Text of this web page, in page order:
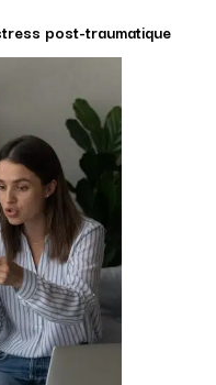
post-traumatique